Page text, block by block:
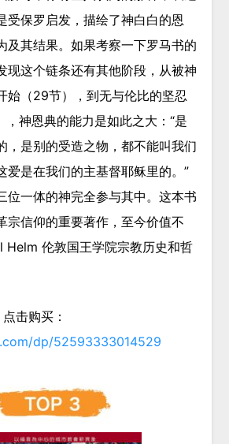
受保罗启发，描绘了神白白的恩
及其结果。如果考察一下罗马书的
现这个链条还有其他阶段，从被神
始（29节），到无与伦比的坚忍
神恩典的能力是如此之大：“是
，是别的受造之物，都不能叫我们
爱是在我们的主基督耶稣里的。”
位一体的神完全参与其中。这本书
宗信仰的重要著作，至今价值不
伦敦国王学院宗教历史和哲
击购买：
dp/52593333014529